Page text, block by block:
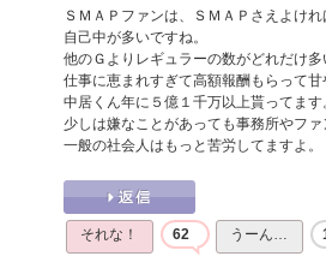
ＳＭＡＰファンは、ＳＭＡＰさえよけ
自己中が多いですね。
他のＧよりレギュラーの数がどれだけ多
仕事に恵まれすぎて高額報酬もらって甘
中居くん年に５億１千万以上貰ってます
少しは嫌なことがあっても事務所やファ
一般の社会人はもっと苦労してますよ。
それな！ 62 うーん…